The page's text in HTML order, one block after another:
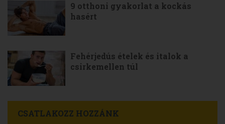
9 otthoni gyakorlat a kockás
hasért
Fehérjedús ételek és italok a
csirkemellen túl
CSATLAKOZZ HOZZÁNK